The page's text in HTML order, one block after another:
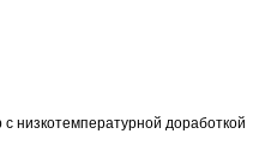
низкотемпературной доработкой